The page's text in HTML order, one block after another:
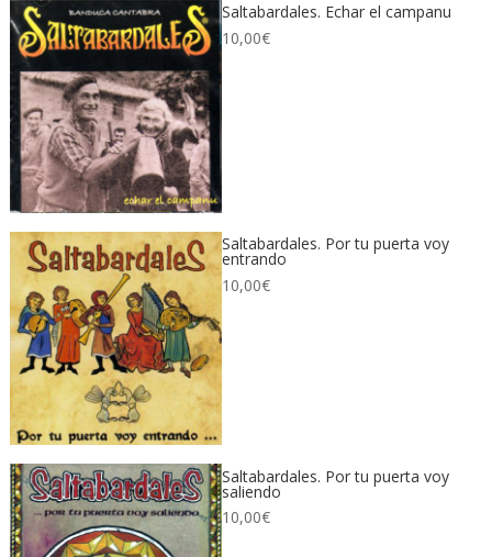
Saltabardales. Echar el campanu
10,00€
Saltabardales. Por tu puerta voy
entrando
10,00€
Saltabardales. Por tu puerta voy
saliendo
10,00€